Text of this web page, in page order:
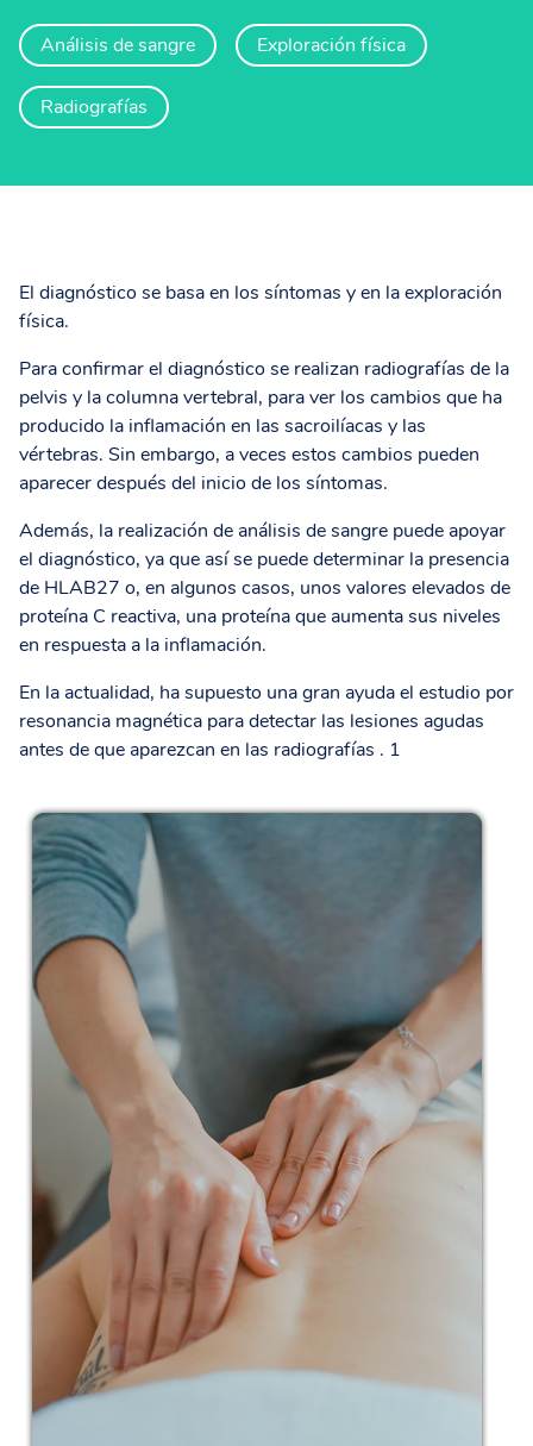
Análisis de sangre Exploración física
Radiografías
El diagnóstico se basa en los síntomas y en la exploración
física.
Para confirmar el diagnóstico se realizan radiografías de la
pelvis y la columna vertebral, para ver los cambios que ha
producido la inflamación en las sacroilíacas y las
vértebras. Sin embargo, a veces estos cambios pueden
aparecer después del inicio de los síntomas.
Además, la realización de análisis de sangre puede apoyar
el diagnóstico, ya que así se puede determinar la presencia
de HLAB27 o, en algunos casos, unos valores elevados de
proteína C reactiva, una proteína que aumenta sus niveles
en respuesta a la inflamación.
En la actualidad, ha supuesto una gran ayuda el estudio por
resonancia magnética para detectar las lesiones agudas
antes de que aparezcan en las radiografías . 1